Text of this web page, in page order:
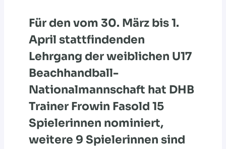
Für den vom 30. März bis 1.
April stattfindenden
Lehrgang der weiblichen U17
Beachhandball-
Nationalmannschaft hat DHB
Trainer Frowin Fasold 15
Spielerinnen nominiert,
weitere 9 Spielerinnen sind